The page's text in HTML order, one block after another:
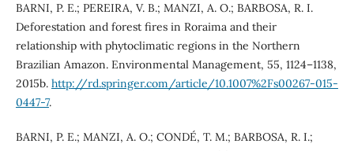
BARNI, P. E.; PEREIRA, V. B.; MANZI, A. O.; BARBOSA, R. I.
Deforestation and forest fires in Roraima and their
relationship with phytoclimatic regions in the Northern
Brazilian Amazon. Environmental Management, 55, 1124–1138,
2015b. http://rd.springer.com/article/10.1007%2Fs00267-015-
0447-7.
BARNI, P. E.; MANZI, A. O.; CONDÉ, T. M.; BARBOSA, R. I.;